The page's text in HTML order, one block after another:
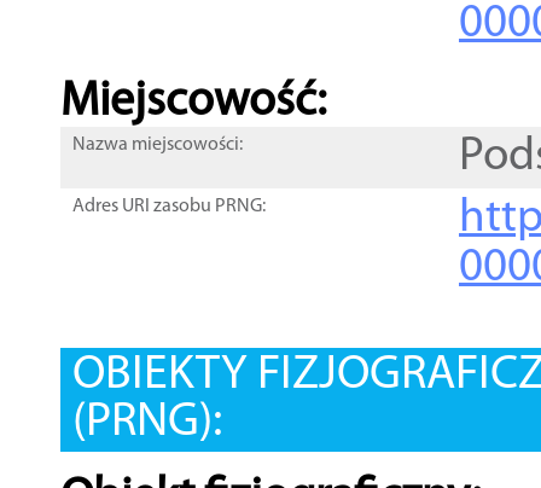
Miejscowość:
Nazwa miejscowości:
Adres URI zasobu PRNG:
OBIEKTY
(PRNG):